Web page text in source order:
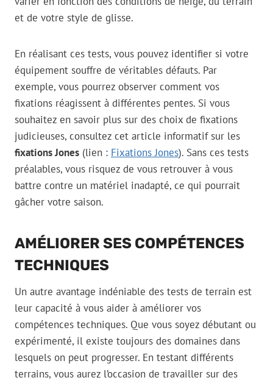
et de votre style de glisse.
En réalisant ces tests, vous pouvez identifier si votre
équipement souffre de véritables défauts. Par
exemple, vous pourrez observer comment vos
fixations réagissent à différentes pentes. Si vous
souhaitez en savoir plus sur des choix de fixations
judicieuses, consultez cet article informatif sur les
fixations Jones (lien : Fixations Jones). Sans ces tests
préalables, vous risquez de vous retrouver à vous
battre contre un matériel inadapté, ce qui pourrait
gâcher votre saison.
AMÉLIORER SES COMPÉTENCES
TECHNIQUES
Un autre avantage indéniable des tests de terrain est
leur capacité à vous aider à améliorer vos
compétences techniques. Que vous soyez débutant ou
expérimenté, il existe toujours des domaines dans
lesquels on peut progresser. En testant différents
terrains, vous aurez l’occasion de travailler sur des